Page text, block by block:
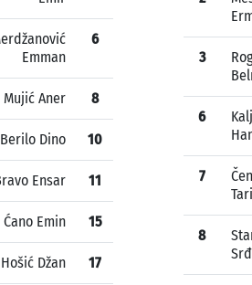
Emman
6
Mujić Aner 8
Berilo Dino 10
Ensar 11
Ćano Emin 15
Hošić Džan 17
3
6
7
8